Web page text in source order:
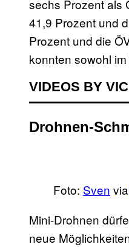
sechs Prozent als
41,9 Prozent und
Prozent und die
konnten sowohl
VIDEOS BY
Drohnen-
Foto: Sven via
Mini-Drohnen
neue